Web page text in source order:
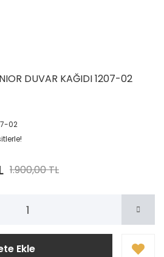
DUVAR KAĞIDI 1207-02
02
1.900,00 TL
Ekle